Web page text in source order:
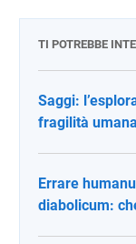
TI POTREBBE
Saggi:
fragilità umana
Errare
diabolicum: